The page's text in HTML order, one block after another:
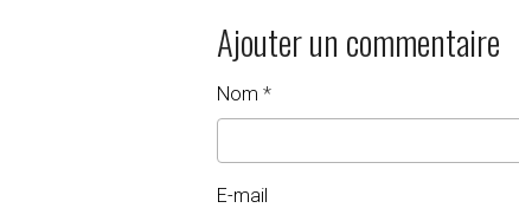
Ajouter un commentaire
Nom
E-mail